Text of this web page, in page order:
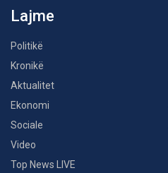
Lajme
Politikë
Kronikë
Aktualitet
Ekonomi
Sociale
Video
Top News LIVE